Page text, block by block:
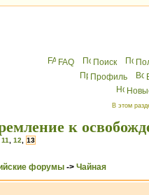
FAQ Поиск
Профиль
В этом
к
11 12 13
форумы -> Чайная